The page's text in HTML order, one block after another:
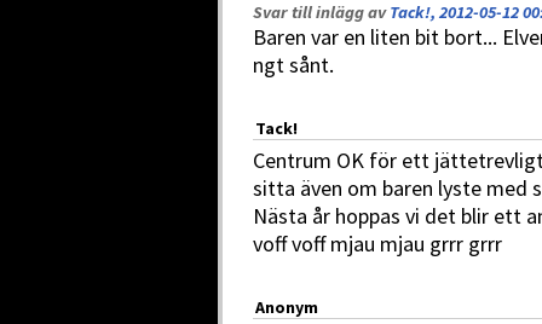
Svar till inlägg avTack!, 2012-05-12
Baren var en liten bit bort...
ngt sånt.
Tack!
Centrum OK för ett
sitta även om baren lyste med
Nästa år hoppas vi det blir ett
voff voff mjau mjau grrr grrr
Anonym